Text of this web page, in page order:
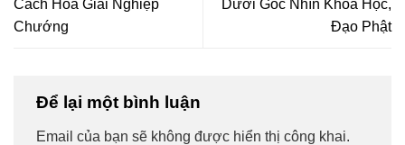
Cách Hóa Giải Nghiệp
Chướng
Dưới Góc Nhìn Khoa Học,
Đạo Phật
Để lại một bình luận
Email của bạn sẽ không được hiển thị công khai.